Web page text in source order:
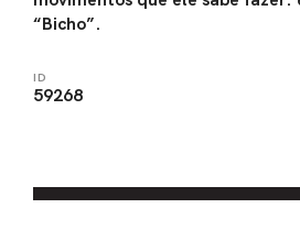
“Bicho”.
ID
59268